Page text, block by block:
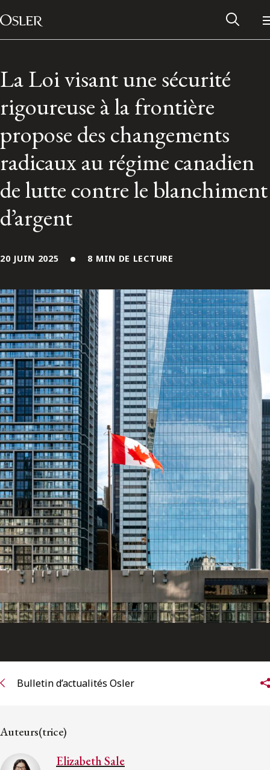
Passer au contenu
Main Navigation
Réseau des anciens d’Osler
S’abonner aux articles Osler
S’abonner
La Loi visant une sécurité
rigoureuse à la frontière
propose des changements
radicaux au régime canadien
de lutte contre le blanchiment
d’argent
20 JUIN 2025 8 MIN DE LECTURE
Bulletin d’actualités Osler
Auteurs(trice)
Elizabeth Sale